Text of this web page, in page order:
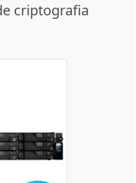
criptografia